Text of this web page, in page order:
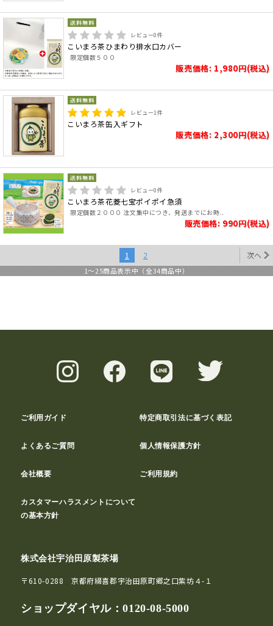
レビュー0件
こいまろ茶ひまわり排水口カバー
限定個数５００
販売価格: 1,980円(税込)
レビュー1件
こいまろ茶缶入ギフト
販売価格: 2,300円(税込)
レビュー0件
こいまろ茶花菱七宝ポイポイ急須
限定個数２０００ 注文集中につき、発送までにお時..
販売価格: 990円(税込)
1 2 次へ
1～25商品表示中（全34商品中）
ご利用ガイド 特定商取引法に基づく表記
よくあるご質問 個人情報保護方針
会社概要 ご利用規約
カスタマーハラスメントについて
の基本方針
株式会社宇治田原製茶場
〒610-0288 京都府綴喜郡宇治田原町郷之口紫坊４-１
ショップダイヤル：0120-08-5000